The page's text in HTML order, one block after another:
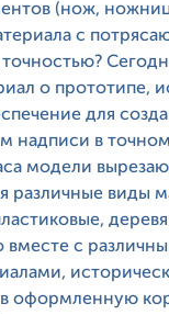
(нож,
с
о прототипе,
для
надписи в
модели
различные виды
вместе с
в оформленную